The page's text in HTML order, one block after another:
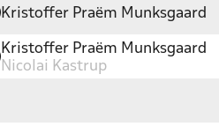
Kristoffer Praëm Munksgaard
Kristoffer Praëm Munksgaard
Nicolai Kastrup